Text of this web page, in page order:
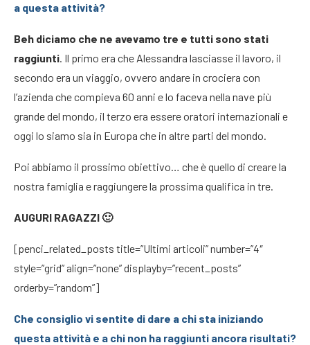
a questa attività?
Beh diciamo che ne avevamo tre e tutti sono stati
raggiunti. Il primo era che Alessandra lasciasse il lavoro, il
secondo era un viaggio, ovvero andare in crociera con
l’azienda che compieva 60 anni e lo faceva nella nave più
grande del mondo, il terzo era essere oratori internazionali e
oggi lo siamo sia in Europa che in altre parti del mondo.
Poi abbiamo il prossimo obiettivo… che è quello di creare la
nostra famiglia e raggiungere la prossima qualifica in tre.
AUGURI RAGAZZI 🙂
[penci_related_posts title=”Ultimi articoli” number=”4″
style=”grid” align=”none” displayby=”recent_posts”
orderby=”random”]
Che consiglio vi sentite di dare a chi sta iniziando
questa attività e a chi non ha raggiunti ancora risultati?